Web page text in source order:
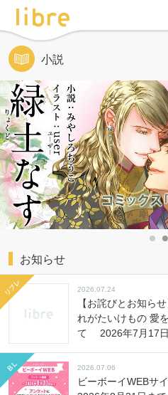
小説
お知らせ
2026.07.24
【お詫びとお知ら
れがたいけもの 愛
て 2026年7月17日
2026.07.06
ビーボーイWEBサ